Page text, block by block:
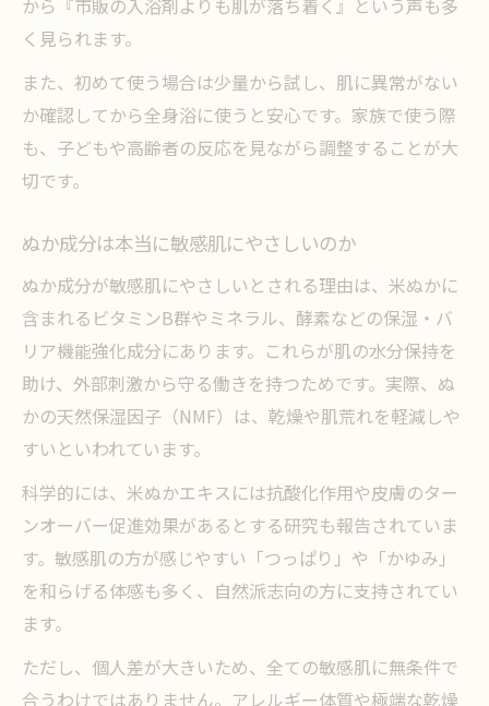
く見られます。
また、初めて使う場合は少量から試し、肌に異常がない
か確認してから全身浴に使うと安心です。家族で使う際
も、子どもや高齢者の反応を見ながら調整することが大
切です。
ぬか成分は本当に敏感肌にやさしいのか
ぬか成分が敏感肌にやさしいとされる理由は、米ぬかに
含まれるビタミンB群やミネラル、酵素などの保湿・バ
リア機能強化成分にあります。これらが肌の水分保持を
助け、外部刺激から守る働きを持つためです。実際、ぬ
かの天然保湿因子（NMF）は、乾燥や肌荒れを軽減しや
すいといわれています。
科学的には、米ぬかエキスには抗酸化作用や皮膚のター
ンオーバー促進効果があるとする研究も報告されていま
す。敏感肌の方が感じやすい「つっぱり」や「かゆみ」
を和らげる体感も多く、自然派志向の方に支持されてい
ます。
ただし、個人差が大きいため、全ての敏感肌に無条件で
合うわけではありません。アレルギー体質や極端な乾燥